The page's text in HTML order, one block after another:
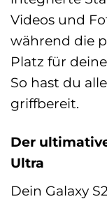
Videos und
während die
Platz für
So hast du
griffbereit.
Der
Ultra
Dein Galaxy